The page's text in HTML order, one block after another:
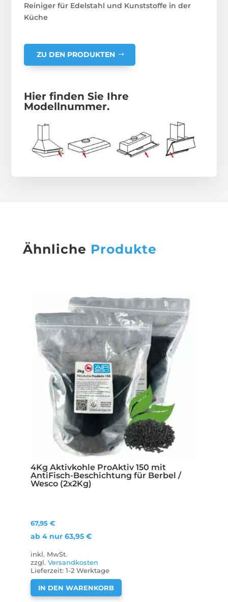
Reiniger für Edelstahl und Kunststoffe in der
Küche
ZU DEN PRODUKTEN
Hier finden Sie Ihre
Modellnummer.
Ähnliche Produkte
4Kg Aktivkohle ProAktiv 150 mit
AntiFisch-Beschichtung für Berbel /
Wesco (2x2Kg)
67,95 €
ab 4 nur 63,95 €
inkl. MwSt.
zzgl. Versandkosten
Lieferzeit: 1-2 Werktage
IN DEN WARENKORB